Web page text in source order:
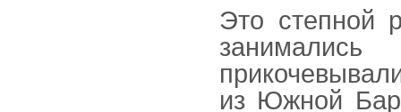
Это степной
из Южной